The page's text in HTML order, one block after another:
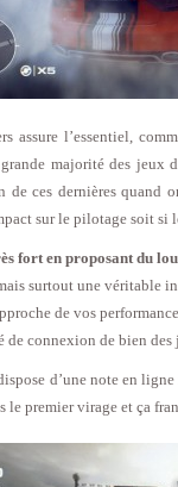
assure l’essentiel,
majorité des jeux
de ces dernières quand
sur le pilotage soit si
fort en proposant du
surtout une véritable
de vos
de connexion de bien des
d’une note en
le premier virage et ça